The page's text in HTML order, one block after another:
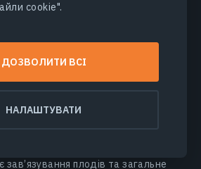
cookie".
ДОЗВОЛИТИ ВСІ
НАЛАШТУВАТИ
— Ключ До Здоров’я
також знижує
плодів та загальне